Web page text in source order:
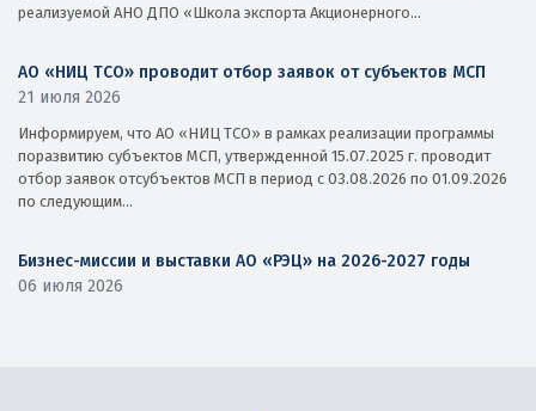
реализуемой АНО ДПО «Школа экспорта Акционерного...
АО «НИЦ ТСО» проводит отбор заявок от субъектов МСП
21 июля 2026
Информируем, что АО «НИЦ ТСО» в рамках реализации программы
поразвитию субъектов МСП, утвержденной 15.07.2025 г. проводит
отбор заявок отсубъектов МСП в период с 03.08.2026 по 01.09.2026
по следующим...
Бизнес-миссии и выставки АО «РЭЦ» на 2026-2027 годы
06 июля 2026